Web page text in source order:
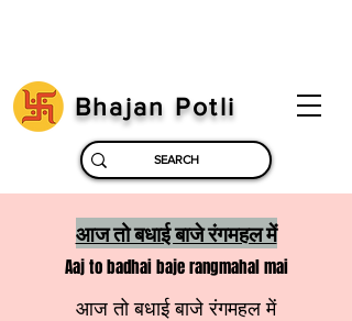
Bhajan Potli
आज तो बधाई बाजे रंगमहल में
Aaj to badhai baje rangmahal mai
आज तो बधाई बाजे रंगमहल में